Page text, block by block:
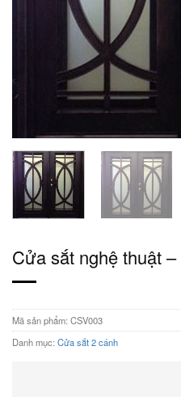
Cửa sắt nghệ thuật
Mã sản phẩm: CSV003
Danh mục: Cửa sắt 2 cánh